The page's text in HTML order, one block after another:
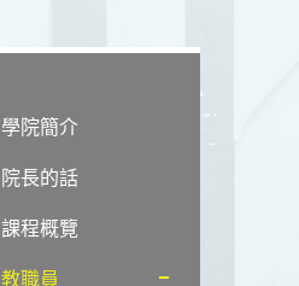
學院簡介
院長的話
課程概覽
教職員